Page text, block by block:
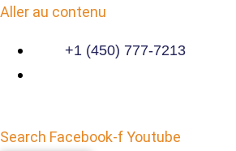
Aller au contenu
+1 (450) 777-7213
Search Facebook-fYoutube